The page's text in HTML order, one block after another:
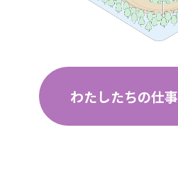
わたしたちの仕事